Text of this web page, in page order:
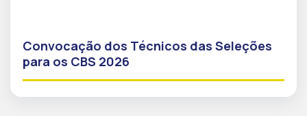
Convocação dos Técnicos das Seleções
para os CBS 2026